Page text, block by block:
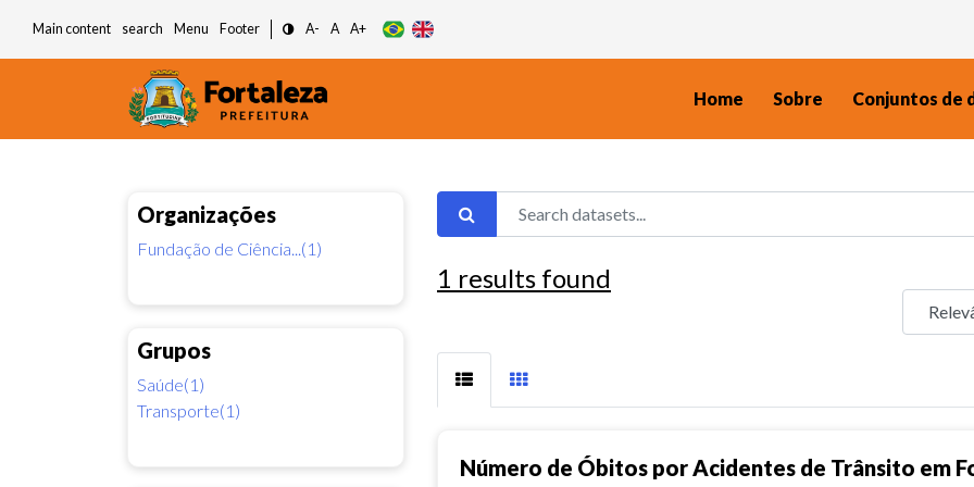
Main content search Menu Footer A- A A+
Home Sobre Conjuntos de
Organizações
Fundação de Ciência...(1)
Grupos
Saúde(1)
Transporte(1)
1 results found
Número de Óbitos por Acidentes de Trânsito em